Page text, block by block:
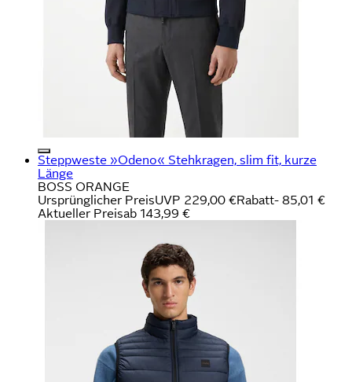
Steppweste »Odeno« Stehkragen, slim fit, kurze
Länge
BOSS ORANGE
Ursprünglicher PreisUVP 229,00 €Rabatt- 85,01 €
Aktueller Preisab 143,99 €